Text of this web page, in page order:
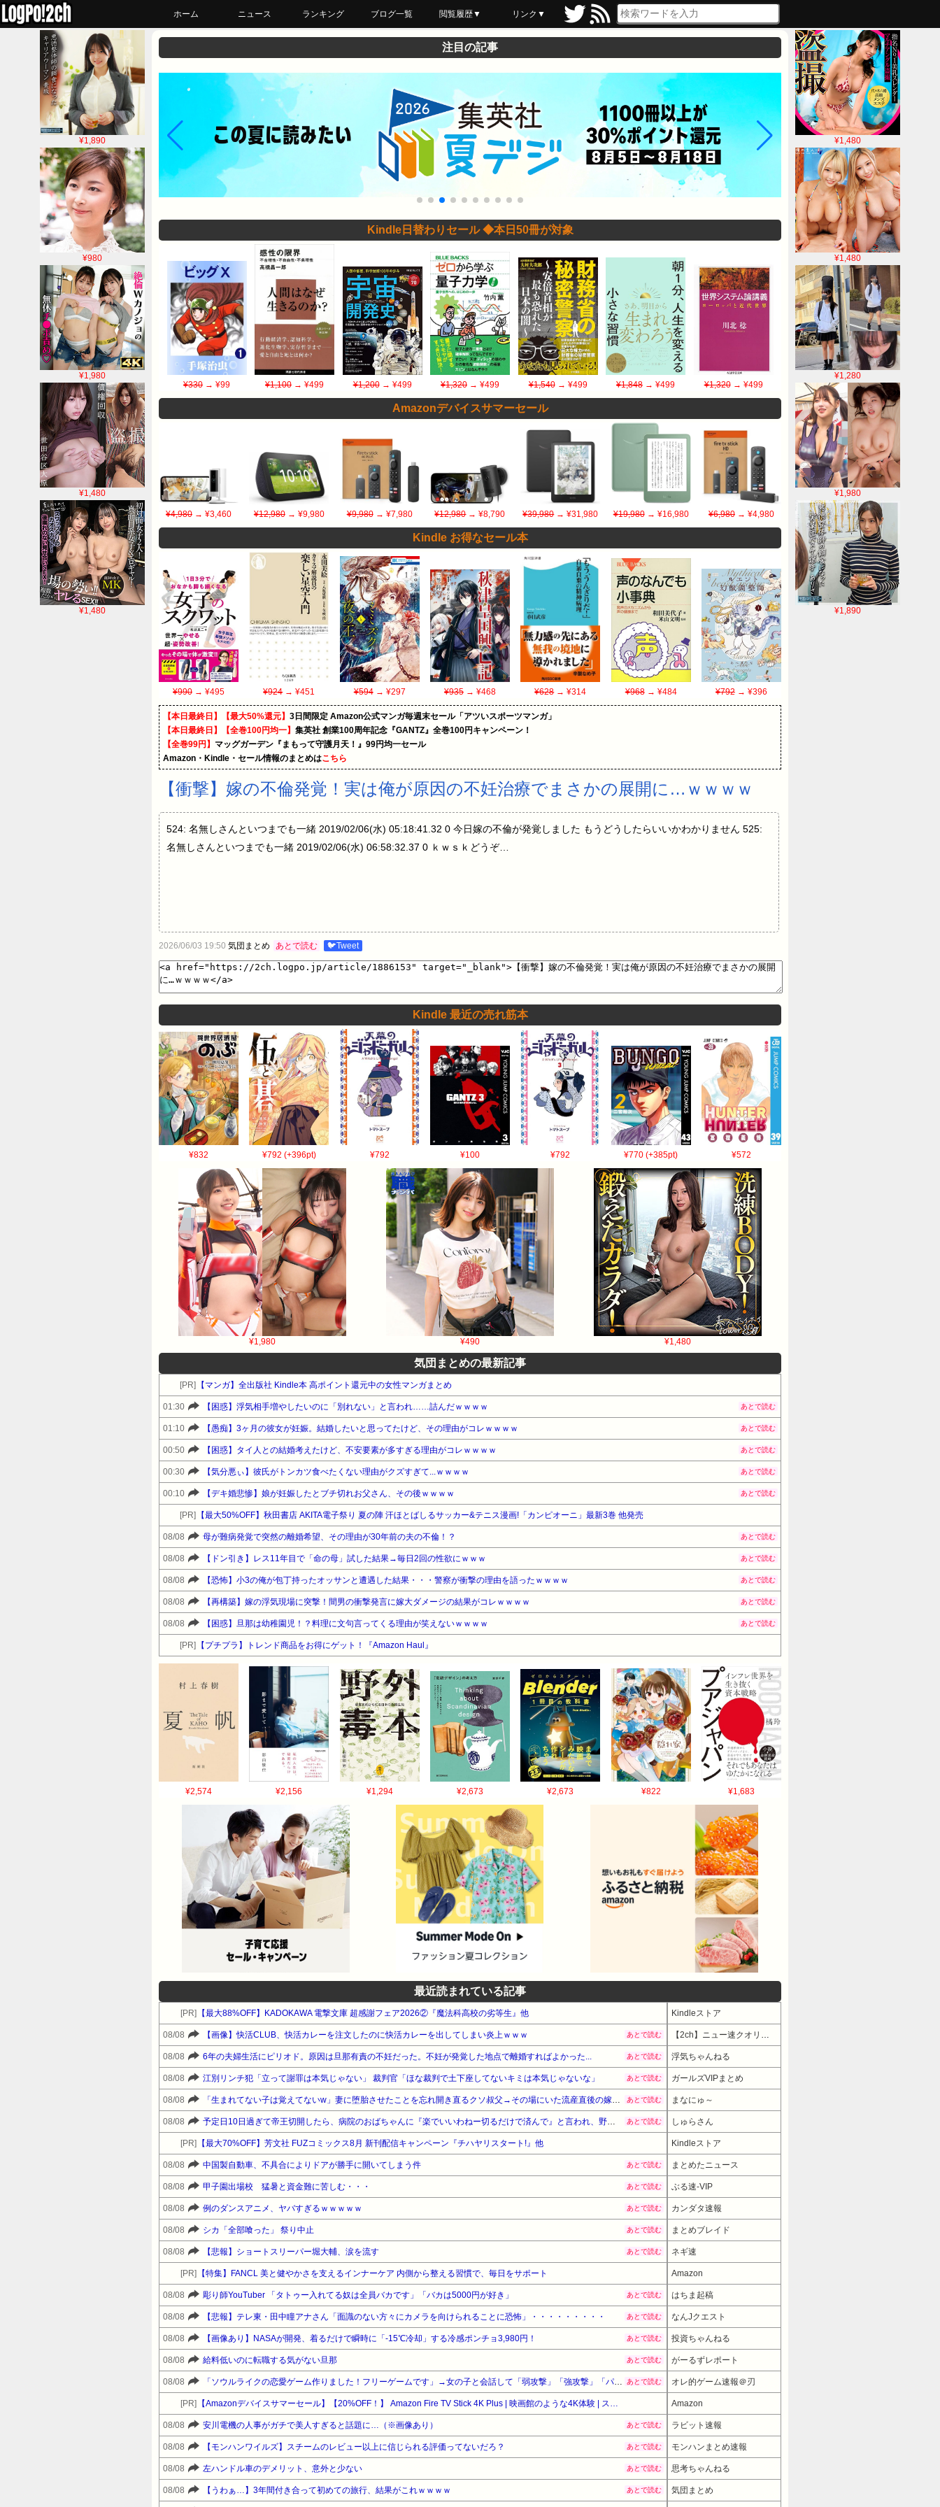
ホーム ニュース ランキング ブログ一覧 閲覧履歴▼
最近読んだ
あとで読む
ブックマーク
リンク▼
¥1,480
¥1,480
¥1,280
¥1,980
¥1,890
¥1,890
¥980
¥1,980
¥1,480
¥1,480
注目の記事
Kindle日替わりセール ◆本日50冊が対象
¥330 → ¥99 ¥1,100 → ¥499 ¥1,200→ ¥499 ¥1,320 → ¥499 ¥1,540→ ¥499 ¥1,848 → ¥499 ¥1,320→ ¥499
Amazonデバイスサマーセール
¥4,980 → ¥3,460 ¥12,980→ ¥9,980 ¥9,980→ ¥7,980 ¥12,980→ ¥8,790 ¥39,980→ ¥31,980 ¥19,980→ ¥16,980 ¥6,980→ ¥4,980
Kindle お得なセール本
¥990 → ¥495 ¥924→ ¥451 ¥594→ ¥297 ¥935→ ¥468 ¥628→ ¥314 ¥968→ ¥484 ¥792→ ¥396
【本日最終日】【最大50%還元】 3日間限定 Amazon公式マンガ毎週末セール「アツいスポーツマンガ」
【本日最終日】【全巻100円均一】 集英社 創業100周年記念『GANTZ』全巻100円キャンペーン！
【全巻99円】 マッグガーデン『まもって守護月天！』99円均一セール
Amazon・Kindle・セール情報のまとめはこちら
【衝撃】嫁の不倫発覚！実は俺が原因の不妊治療でまさかの展開に…ｗｗｗｗ
524: 名無しさんといつまでも一緒 2019/02/06(水) 05:18:41.32 0 今日嫁の不倫が発覚しました もうどうしたらいいかわかりません 525:
名無しさんといつまでも一緒 2019/02/06(水) 06:58:32.37 0 ｋｗｓｋどうぞ…
2026/06/03 19:50 気団まとめ あとで読む 🐦Tweet
Kindle 最近の売れ筋本
¥832 ¥792 (+396pt) ¥792 ¥100 ¥792 ¥770 (+385pt) ¥572
¥1,980 ¥490 ¥1,480
気団まとめの最新記事
[PR] 【マンガ】全出版社 Kindle本 高ポイント還元中の女性マンガまとめ
01:30 【困惑】浮気相手増やしたいのに「別れない」と言われ……詰んだｗｗｗｗ あとで読む
01:10 【愚痴】3ヶ月の彼女が妊娠。結婚したいと思ってたけど、その理由がコレｗｗｗｗ あとで読む
00:50 【困惑】タイ人との結婚考えたけど、不安要素が多すぎる理由がコレｗｗｗｗ あとで読む
00:30 【気分悪ぃ】彼氏がトンカツ食べたくない理由がクズすぎて...ｗｗｗｗ あとで読む
00:10 【デキ婚悲惨】娘が妊娠したとブチ切れお父さん、その後ｗｗｗｗ あとで読む
[PR] 【最大50%OFF】秋田書店 AKITA電子祭り 夏の陣 汗ほとばしるサッカー&テニス漫画!「カンピオーニ」最新3巻 他発売
08/08 母が難病発覚で突然の離婚希望、その理由が30年前の夫の不倫！？ あとで読む
08/08 【ドン引き】レス11年目で「命の母」試した結果→毎日2回の性欲にｗｗｗ あとで読む
08/08 【恐怖】小3の俺が包丁持ったオッサンと遭遇した結果・・・警察が衝撃の理由を語ったｗｗｗｗ あとで読む
08/08 【再構築】嫁の浮気現場に突撃！間男の衝撃発言に嫁大ダメージの結果がコレｗｗｗｗ あとで読む
08/08 【困惑】旦那は幼稚園児！？料理に文句言ってくる理由が笑えないｗｗｗｗ あとで読む
[PR] 【プチプラ】トレンド商品をお得にゲット！『Amazon Haul』
¥2,574 ¥2,156 ¥1,294 ¥2,673 ¥2,673 ¥822 ¥1,683
最近読まれている記事
[PR] 【最大88%OFF】KADOKAWA 電撃文庫 超感謝フェア2026②『魔法科高校の劣等生』他 Kindleストア
08/08 【画像】快活CLUB、快活カレーを注文したのに快活カレーを出してしまい炎上ｗｗｗ あとで読む
08/08 6年の夫婦生活にピリオド。原因は旦那有責の不妊だった。不妊が発覚した地点で離婚すればよかった... あとで読む 浮気ちゃんねる
08/08 江別リンチ犯「立って謝罪は本気じゃない」 裁判官「ほな裁判で土下座してないキミは本気じゃないな」 あとで読む ガールズVIPまとめ
08/08 あとで読む まなにゅ～
08/08 あとで読む しゅらさん
[PR] 【最大70%OFF】芳文社 FUZコミックス8月 新刊配信キャンペーン『チハヤリスタート!』他 Kindleストア
08/08 中国製自動車、不具合によりドアが勝手に開いてしまう件 あとで読む まとめたニュース
08/08 甲子園出場校 猛暑と資金難に苦しむ・・・ あとで読む ぶる速-VIP
08/08 例のダンスアニメ、ヤバすぎるｗｗｗｗｗ あとで読む カンダタ速報
08/08 シカ「全部喰った」 祭り中止 あとで読む まとめブレイド
08/08 【悲報】ショートスリーパー堀大輔、涙を流す あとで読む ネギ速
[PR] 【特集】FANCL 美と健やかさを支えるインナーケア 内側から整える習慣で、毎日をサポート Amazon
08/08 彫り師YouTuber 「タトゥー入れてる奴は全員バカです」「バカは5000円が好き」 あとで読む はちま起稿
08/08 【悲報】テレ東・田中瞳アナさん「面識のない方々にカメラを向けられることに恐怖」・・・・・・・・・ あとで読む なんJクエスト
08/08 【画像あり】NASAが開発、着るだけで瞬時に「-15℃冷却」する冷感ポンチョ3,980円！ あとで読む 投資ちゃんねる
08/08 給料低いのに転職する気がない旦那 あとで読む がーるずレポート
08/08 「ソウルライクの恋愛ゲーム作りました！フリーゲームです」→女の子と会話して「弱攻撃」「強攻撃」「パリィ」「ローリング」を選ぶガチでダークソウルなんだがｗｗｗｗｗ あとで読む オレ的ゲーム速報＠刃
[PR] Amazon
08/08 安川電機の人事がガチで美人すぎると話題に…（※画像あり） あとで読む ラビット速報
08/08 【モンハンワイルズ】スチームのレビュー以上に信じられる評価ってないだろ？ あとで読む モンハンまとめ速報
08/08 左ハンドル車のデメリット、意外と少ない あとで読む 思考ちゃんねる
08/08 【うわぁ…】3年間付き合って初めての旅行、結果がこれｗｗｗｗ あとで読む 気団まとめ